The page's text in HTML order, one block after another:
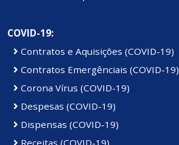
COVID-19:
Contratos e Aquisições (COVID-19)
Contratos Emergênciais (COVID-19)
Corona Vírus (COVID-19)
Despesas (COVID-19)
Dispensas (COVID-19)
Receitas (COVID-19)